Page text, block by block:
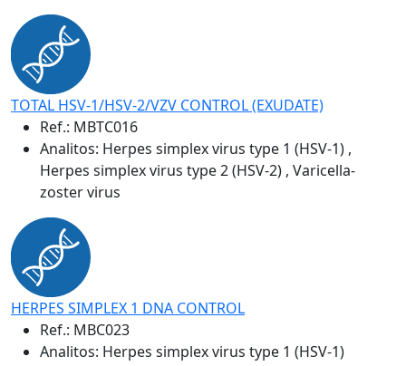
TOTAL HSV-1/HSV-2/VZV CONTROL (EXUDATE)
Ref.: MBTC016
Analitos: Herpes simplex virus type 1 (HSV-1) ,
Herpes simplex virus type 2 (HSV-2) , Varicella-
zoster virus
HERPES SIMPLEX 1 DNA CONTROL
Ref.: MBC023
Analitos: Herpes simplex virus type 1 (HSV-1)